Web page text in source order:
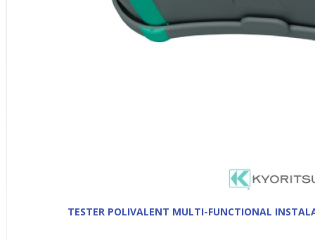
TESTER POLIVALENT MULTI-FUNCTIONAL